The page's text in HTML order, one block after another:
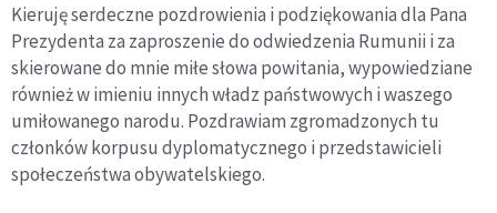
Kieruję serdeczne pozdrowienia i podziękowania dla Pana
Prezydenta za zaproszenie do odwiedzenia Rumunii i za
skierowane do mnie miłe słowa powitania, wypowiedziane
również w imieniu innych władz państwowych i waszego
umiłowanego narodu. Pozdrawiam zgromadzonych tu
członków korpusu dyplomatycznego i przedstawicieli
społeczeństwa obywatelskiego.